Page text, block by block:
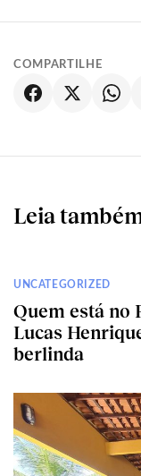
COMPARTILHE
Leia
UNCATEGORIZED
Quem está no
Lucas
berlinda